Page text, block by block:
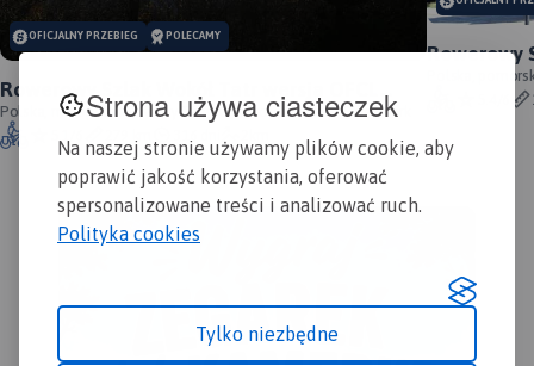
Strona używa ciasteczek
Na naszej stronie używamy plików cookie, aby
poprawić jakość korzystania, oferować
spersonalizowane treści i analizować ruch.
Polityka cookies
Tylko niezbędne
OFICJALNY PRZEBIEG POLECAMY
Rowerowy Szlak Wokół Tatr wersja OFCL
(oficjalna) - oficjalny przebieg
Polska, małopolskie, Nowy Targ, Chochołów, Poprad, Kieżmark
Rowerowy
przebieg
Polska,